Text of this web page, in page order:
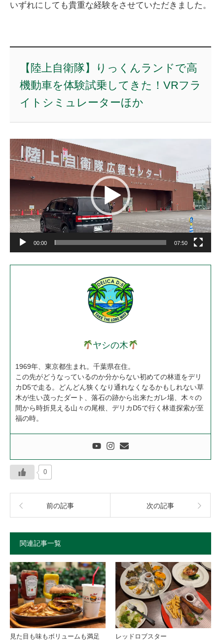
いずれにしても貴重な経験をさせていただきました。
【陸上自衛隊】りっくんランドで高
機動車を体験試乗してきた！VRフラ
イトシミュレーターほか
動
画
プ
レ
ー
00:00 07:50
ヤシの木
1969年、東京都生まれ。千葉県在住。
この先がどうなっているのか分からない初めての林道をデリ
カD5で走る。どんどん狭くなり通れなくなるかもしれない草
木が生い茂ったダート、落石の跡から出来たガレ場、木々の
間から時折見える山々の尾根、デリカD5で行く林道探索が至
福の時。
0
前の記事 次の記事
関連記事一覧
見た目も味もボリュームも満足
レッドロブスター